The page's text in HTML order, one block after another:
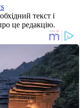
текст і
це редакцію.